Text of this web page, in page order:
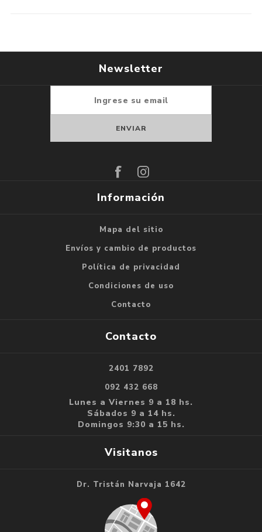
Newsletter
Información
Mapa del sitio
Envíos y cambio de productos
Política de privacidad
Condiciones de uso
Contacto
Contacto
2401 7892
092 432 668
Lunes a Viernes 9 a 18 hs.
Sábados 9 a 14 hs.
Domingos 9:30 a 15 hs.
Visitanos
Dr. Tristán Narvaja 1642